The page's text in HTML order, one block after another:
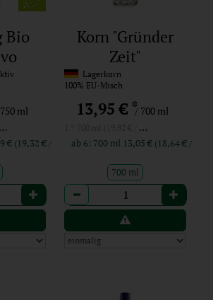
Bio
ml
1 * 750 ml (20,65 € / Liter)
ab 6: 750 ml 14,49 € (19,32 € / Liter)
Korn "Gründer
Zeit"
Lagerkorn
100% EU-Misch
13,95 € */ 700 ml
1 * 700 ml (19,92 € / Liter)
ab 6: 700 ml 13,05 € (18,64 € /
700 ml
Anzahl